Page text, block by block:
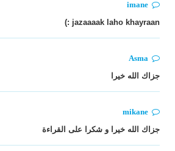
jazaaaak laho khayraan :)
جزاك الله خيرا
جزاك الله خيرا و شكرا على القراءة